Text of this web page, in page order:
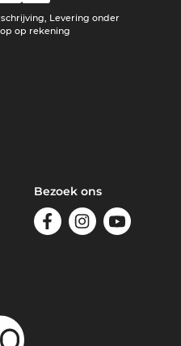
Levering onder
op rekening
Bezoek ons